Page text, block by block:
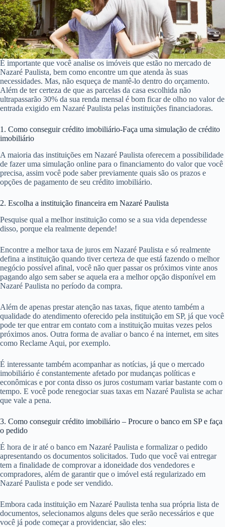
É importante que você analise os imóveis que estão no mercado de
Nazaré Paulista, bem como encontre um que atenda às suas
necessidades. Mas, não esqueça de mantê-lo dentro do orçamento.
Além de ter certeza de que as parcelas da casa escolhida não
ultrapassarão 30% da sua renda mensal é bom ficar de olho no valor de
entrada exigido em Nazaré Paulista pelas instituições financiadoras.
1. Como conseguir crédito imobiliário-Faça uma simulação de crédito
imobiliário
A maioria das instituições em Nazaré Paulista oferecem a possibilidade
de fazer uma simulação online para o financiamento do valor que você
precisa, assim você pode saber previamente quais são os prazos e
opções de pagamento de seu crédito imobiliário.
2. Escolha a instituição financeira em Nazaré Paulista
Pesquise qual a melhor instituição como se a sua vida dependesse
disso, porque ela realmente depende!
Encontre a melhor taxa de juros em Nazaré Paulista e só realmente
defina a instituição quando tiver certeza de que está fazendo o melhor
negócio possível afinal, você não quer passar os próximos vinte anos
pagando algo sem saber se aquela era a melhor opção disponível em
Nazaré Paulista no período da compra.
Além de apenas prestar atenção nas taxas, fique atento também a
qualidade do atendimento oferecido pela instituição em SP, já que você
pode ter que entrar em contato com a instituição muitas vezes pelos
próximos anos. Outra forma de avaliar o banco é na internet, em sites
como Reclame Aqui, por exemplo.
É interessante também acompanhar as notícias, já que o mercado
imobiliário é constantemente afetado por mudanças políticas e
econômicas e por conta disso os juros costumam variar bastante com o
tempo. E você pode renegociar suas taxas em Nazaré Paulista se achar
que vale a pena.
3. Como conseguir crédito imobiliário – Procure o banco em SP e faça
o pedido
É hora de ir até o banco em Nazaré Paulista e formalizar o pedido
apresentando os documentos solicitados. Tudo que você vai entregar
tem a finalidade de comprovar a idoneidade dos vendedores e
compradores, além de garantir que o imóvel está regularizado em
Nazaré Paulista e pode ser vendido.
Embora cada instituição em Nazaré Paulista tenha sua própria lista de
documentos, selecionamos alguns deles que serão necessários e que
você já pode começar a providenciar, são eles: